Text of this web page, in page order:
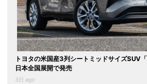
トヨタの米国産3列シートミッドサイズSUV
日本全国展開で発売
3日 ago